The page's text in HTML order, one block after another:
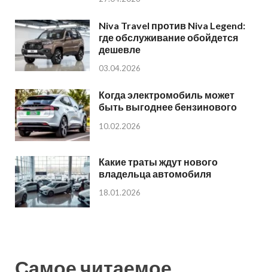
Niva Travel против Niva Legend:
где обслуживание обойдется
дешевле
03.04.2026
Когда электромобиль может
быть выгоднее бензинового
10.02.2026
Какие траты ждут нового
владельца автомобиля
18.01.2026
Самое читаемое